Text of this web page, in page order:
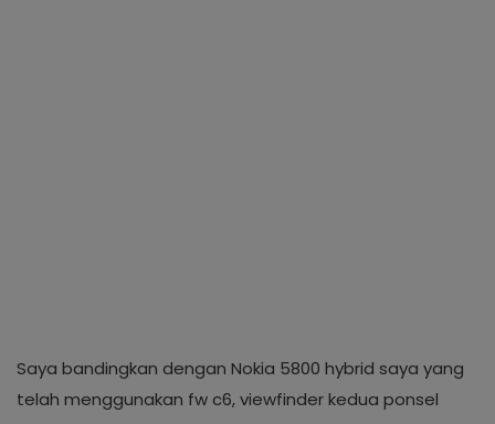
Saya bandingkan dengan Nokia 5800 hybrid saya yang
telah menggunakan fw c6, viewfinder kedua ponsel